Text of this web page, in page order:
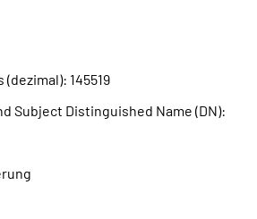
145519
Subject Distinguished Name (DN):